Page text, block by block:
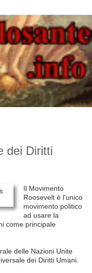
dei Diritti
Il Movimento
Roosevelt è l'unico
movimento politico
ad usare la
come principale
delle Nazioni Unite
dei Diritti Umani.